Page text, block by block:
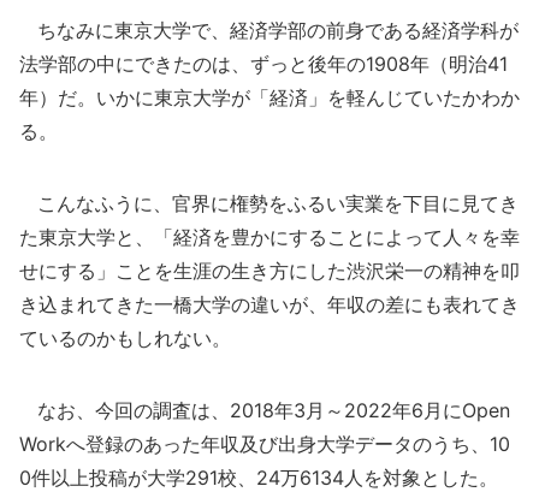
ちなみに東京大学で、経済学部の前身である経済学科が
法学部の中にできたのは、ずっと後年の1908年（明治41
年）だ。いかに東京大学が「経済」を軽んじていたかわか
る。
こんなふうに、官界に権勢をふるい実業を下目に見てき
た東京大学と、「経済を豊かにすることによって人々を幸
せにする」ことを生涯の生き方にした渋沢栄一の精神を叩
き込まれてきた一橋大学の違いが、年収の差にも表れてき
ているのかもしれない。
なお、今回の調査は、2018年3月～2022年6月にOpen
Workへ登録のあった年収及び出身大学データのうち、10
0件以上投稿が大学291校、24万6134人を対象とした。